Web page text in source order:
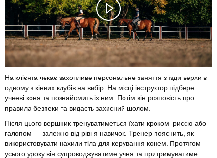
На клієнта чекає захопливе персональне заняття з їзди верхи в
одному з кінних клубів на вибір. На місці інструктор підбере
учневі коня та познайомить із ним. Потім він розповість про
правила безпеки та видасть захисний шолом.
Після цього вершник тренуватиметься їхати кроком, риссю або
галопом — залежно від рівня навичок. Тренер пояснить, як
використовувати нахили тіла для керування конем. Протягом
усього уроку він супроводжуватиме учня та притримуватиме